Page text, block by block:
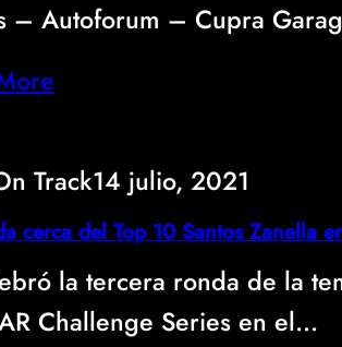
– Autoforum – Cupra
Track14 julio, 2021
cerca del Top 10 Santos Zanella
la tercera ronda de la
Challenge Series en el…